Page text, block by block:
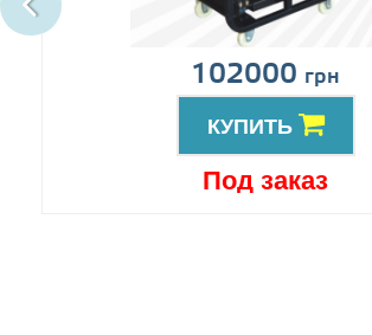
102000 грн
КУПИТЬ
Под заказ